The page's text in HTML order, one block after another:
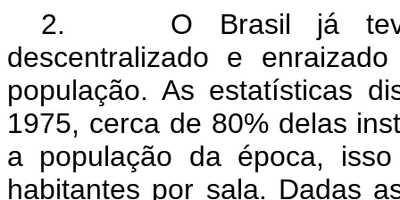
2. O Brasil já teve
descentralizado e
população. As estatísticas
1975, cerca de 80% delas
a população da época,
habitantes por sala. Dadas